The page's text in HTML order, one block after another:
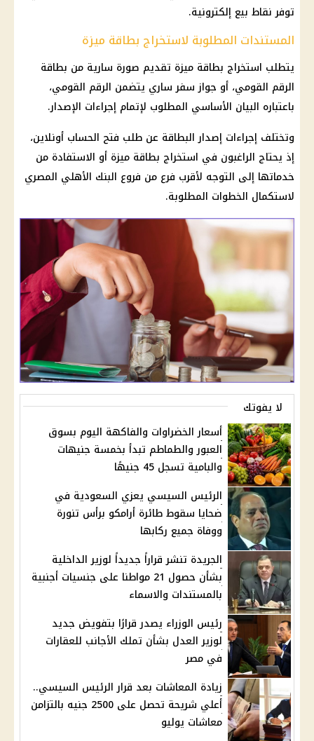
توفر نقاط بيع إلكترونية.
المستندات المطلوبة لاستخراج بطاقة ميزة
يتطلب استخراج بطاقة ميزة تقديم صورة سارية من بطاقة
الرقم القومي، أو جواز سفر ساري يتضمن الرقم القومي،
باعتباره البيان الأساسي المطلوب لإتمام إجراءات الإصدار.
وتختلف إجراءات إصدار البطاقة عن طلب فتح الحساب أونلاين،
إذ يحتاج الراغبون في استخراج بطاقة ميزة أو الاستفادة من
خدماتها إلى التوجه لأقرب فرع من فروع البنك الأهلي المصري
لاستكمال الخطوات المطلوبة.
لا يفوتك
أسعار الخضراوات والفاكهة اليوم بسوق
العبور والطماطم تبدأ بخمسة جنيهات
والبامية تسجل 45 جنيهًا
الرئيس السيسي يعزي السعودية في
ضحايا سقوط طائرة أرامكو برأس تنورة
ووفاة جميع ركابها
الجريدة تنشر قراراً جديداً لوزير الداخلية
بشأن حصول 21 مواطنا على جنسيات أجنبية
بالمستندات والاسماء
رئيس الوزراء يصدر قرارًا بتفويض جديد
لوزير العدل بشأن تملك الأجانب للعقارات
في مصر
زيادة المعاشات بعد قرار الرئيس السيسي..
أعلي شريحة تحصل على 2500 جنيه بالتزامن
معاشات يوليو